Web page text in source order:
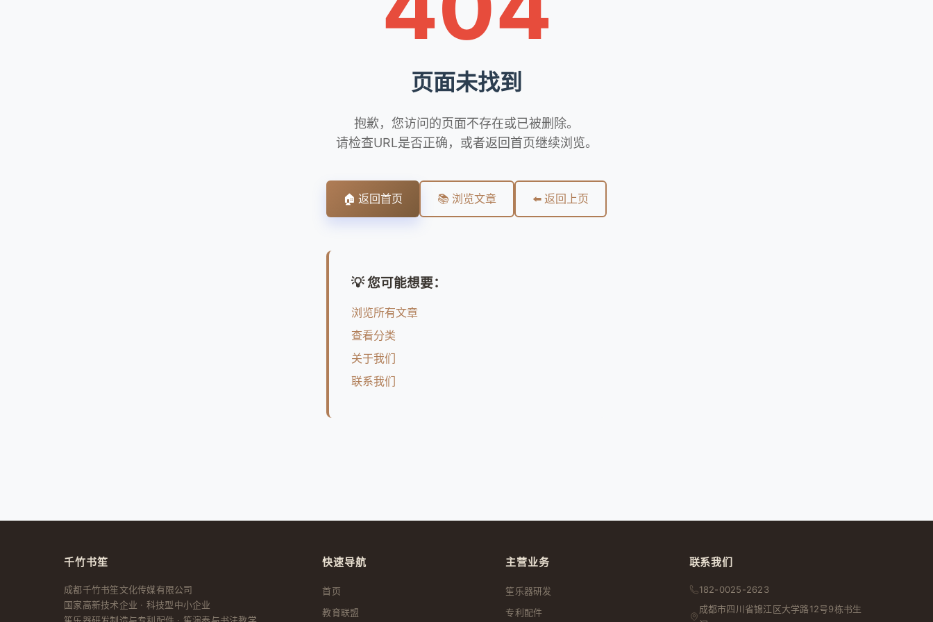
页面未找到
抱歉，您访问的页面不存在或已被删除。
请检查URL是否正确，或者返回首页继续浏览。
🏠 返回首页 📚 浏览文章 ⬅️ 返回上页
💡 您可能想要：
浏览所有文章
查看分类
关于我们
联系我们
千竹书笙
成都千竹书笙文化传媒有限公司
国家高新技术企业 · 科技型中小企业
快速导航
首页
教育联盟
主营业务
笙乐器研发
专利配件
联系我们
182-0025-2623
成都市四川省锦江区大学路12号9栋书生